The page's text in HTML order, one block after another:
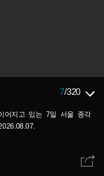
7/320
어지고 있는 7일 서울 종각